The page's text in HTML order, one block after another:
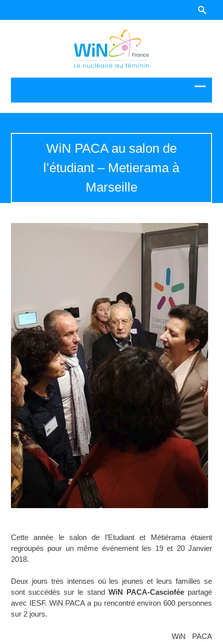
WiN PACA au salon de
l’étudiant – Metierama à
Marseille
Cette année le salon de l’Etudiant et Métiérama étaient
regroupés pour un même événement les 19 et 20 Janvier
2018.
Deux jours très intenses où les jeunes et leurs familles se
sont succédés sur le stand WiN PACA-Cascioféepartagé
avec IESF. WiN PACA a pu rencontré environ 600 personnes
sur 2 jours.
WiN PACA